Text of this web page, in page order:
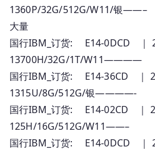
1360P/32G/512G/W11/银
大量
国行IBM_订货: E14-0DCD ｜
13700H/32G/1T/
国行IBM_订货: E14-36CD ｜
1315U/8G/512G/银
国行IBM_订货: E14-02CD ｜
125H/16G/512G/W11——–
国行IBM_订货: E14-0DCD ｜